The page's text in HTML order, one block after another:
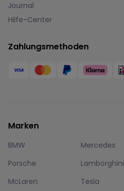
Journal
Hilfe-Center
Zahlungsmethoden
Marken
BMW Mercedes
Porsche
Lamborghini
McLaren
Tesla